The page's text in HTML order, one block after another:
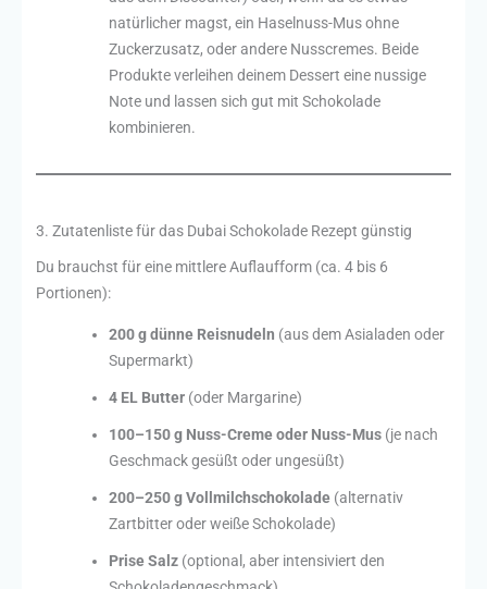
natürlicher magst, ein Haselnuss-Mus ohne
Zuckerzusatz, oder andere Nusscremes. Beide
Produkte verleihen deinem Dessert eine nussige
Note und lassen sich gut mit Schokolade
kombinieren.
3. Zutatenliste für das Dubai Schokolade Rezept günstig
Du brauchst für eine mittlere Auflaufform (ca. 4 bis 6
Portionen):
200 g dünne Reisnudeln (aus dem Asialaden oder
Supermarkt)
4 EL Butter (oder Margarine)
100–150 g Nuss-Creme oder Nuss-Mus (je nach
Geschmack gesüßt oder ungesüßt)
200–250 g Vollmilchschokolade (alternativ
Zartbitter oder weiße Schokolade)
Prise Salz (optional, aber intensiviert den